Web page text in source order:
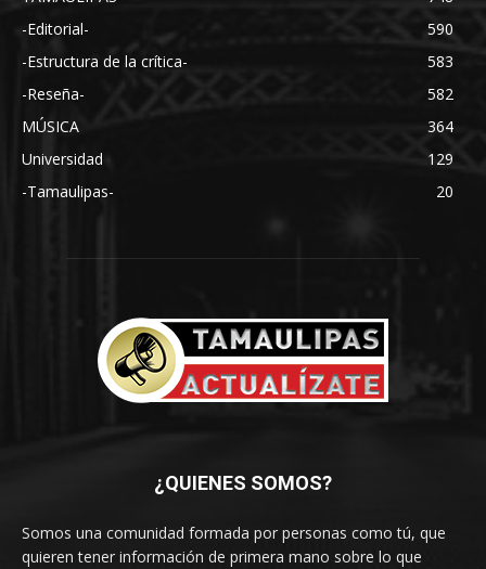
-Editorial-
590
-Estructura de la crítica-
583
-Reseña-
582
MÚSICA
364
Universidad
129
-Tamaulipas-
20
¿QUIENES SOMOS?
Somos una comunidad formada por personas como tú, que
quieren tener información de primera mano sobre lo que